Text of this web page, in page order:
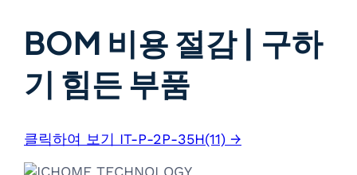
BOM 비용 절감 | 구하
기 힘든 부품
클릭하여 보기 IT-P-2P-35H(11) →